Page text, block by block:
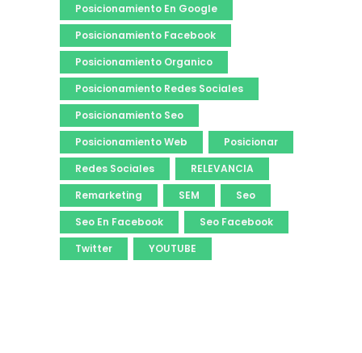
Posicionamiento En Google
Posicionamiento Facebook
Posicionamiento Organico
Posicionamiento Redes Sociales
Posicionamiento Seo
Posicionamiento Web
Posicionar
Redes Sociales
RELEVANCIA
Remarketing
SEM
Seo
Seo En Facebook
Seo Facebook
Twitter
YOUTUBE